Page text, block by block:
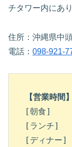
チタワー内にあり
住所：沖縄県中
電話： 098-921-
【営業時間】
[朝食] 　
[ランチ]
[ディナー